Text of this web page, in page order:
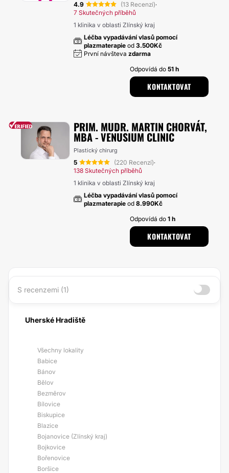
4.9 (13 Recenzí)·
7 Skutečných příběhů
1 klinika v oblasti Zlínský kraj
Léčba vypadávání vlasů pomocí
plazmaterapie od 3.500Kč
První návšteva zdarma
Odpovídá do51 h
KONTAKTOVAT
PRIM. MUDR. MARTIN CHORVÁT,
MBA - VENUSIUM CLINIC
Plastický chirurg
5 (220 Recenzí)·
138 Skutečných příběhů
1 klinika v oblasti Zlínský kraj
Léčba vypadávání vlasů pomocí
plazmaterapie od 8.990Kč
Odpovídá do1 h
KONTAKTOVAT
S recenzemi (1)
Uherské Hradiště
Všechny lokality
Babice
Bánov
Bělov
Bezměrov
Bílovice
Biskupice
Blazice
Bojanovice (Zlínský kraj)
Bojkovice
Bořenovice
Boršice